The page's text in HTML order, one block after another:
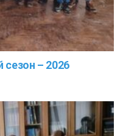
сезон – 2026